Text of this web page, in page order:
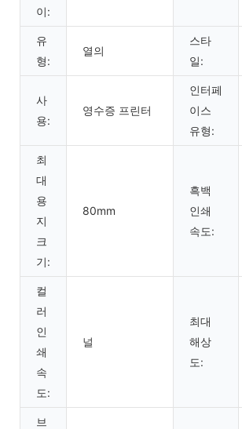
이:
유
형:
열의
스타
일:
사
용:
영수증 프린터
인터페
이스
유형:
최
대
용
지
크
기:
80mm
흑백
인쇄
속도:
컬
러
인
쇄
속
도:
널
최대
해상
도:
브